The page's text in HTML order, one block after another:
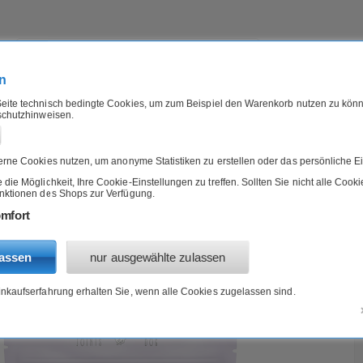
B-WARE
Veganer Snack 115g VegDog
technisch bedingte Cookies, um zum Beispiel den Warenkorb nutzen zu
Cookies nutzen, um anonyme Statistiken zu erstellen oder das persönliche
die Möglichkeit, Ihre Cookie-Einstellungen zu treffen. Sollten Sie nicht alle
des Shops zur Verfügung.
nur ausgewählte zulassen
erhalten Sie, wenn alle Cookies zugelassen sind.